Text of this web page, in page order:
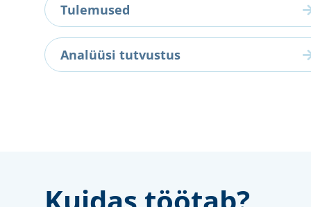
Tulemused
Analüüsi tutvustus